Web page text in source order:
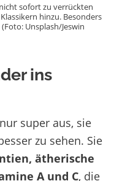
sofort zu verrückten
hinzu. Besonders
Unsplash/Jeswin
ins
super aus, sie
zu sehen. Sie
ätherische
A und C, die